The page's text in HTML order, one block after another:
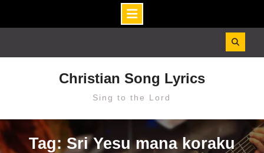
Christian Song Lyrics
Sing to the Lord
Tag: Sri Yesu mana koraku